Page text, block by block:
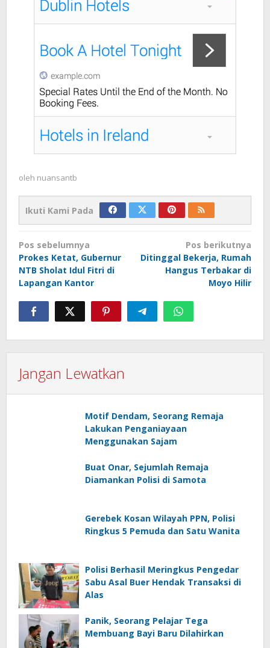
oleh nuansantb
Ikuti Kami Pada
Navigasi
pos
Pos sebelumnya
Prokes Ketat, Gubernur
NTB Sholat Idul Fitri di
Lapangan Kantor
Pos berikutnya
Ditinggal Bekerja, Rumah
Hangus Terbakar di
Moyo Hilir
Jangan Lewatkan
Motif Dendam, Seorang Remaja
Lakukan Penganiayaan
Menggunakan Sajam
Buat Onar, Sejumlah Remaja
Diamankan Polisi di Samota
Gerebek Kosan Wilayah PPN, Polisi
Ringkus 5 Pemuda dan Satu Wanita
Polisi Berhasil Meringkus Pengedar
Sabu Asal Buer Hendak Transaksi di
Alas
Panik, Seorang Pelajar Tega
Membuang Bayi Baru Dilahirkan